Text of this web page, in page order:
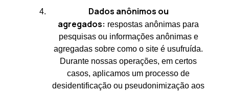
Dados anônimos ou
agregados: respostas anônimas para
pesquisas ou informações anônimas e
agregadas sobre como o site é usufruída.
Durante nossas operações, em certos
casos, aplicamos um processo de
desidentificação ou pseudonimização aos